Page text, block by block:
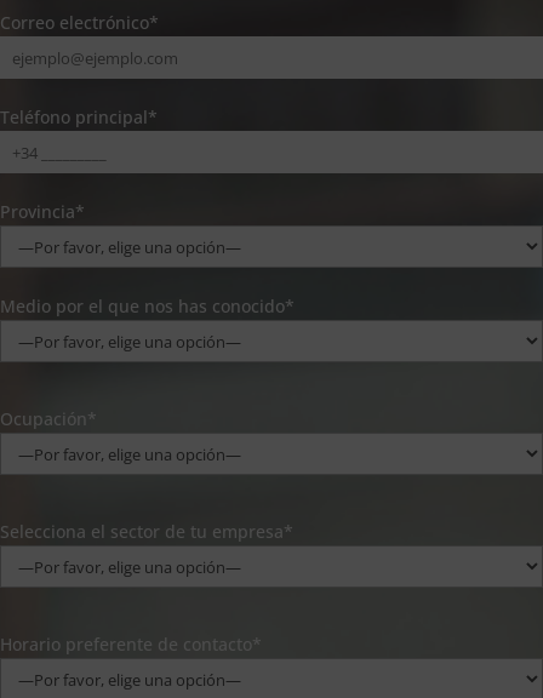
Correo electrónico*
Teléfono principal*
Provincia*
Medio por el que nos has conocido*
Ocupación*
Selecciona el sector de tu empresa*
Horario preferente de contacto*